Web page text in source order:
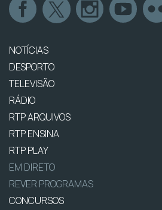
NOTÍCIAS
DESPORTO
TELEVISÃO
RÁDIO
RTP ARQUIVOS
RTP ENSINA
RTP PLAY
EM DIRETO
REVER PROGRAMAS
CONCURSOS